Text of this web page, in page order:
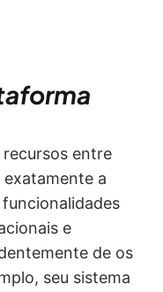
entre
a
e
de os
seu sistema